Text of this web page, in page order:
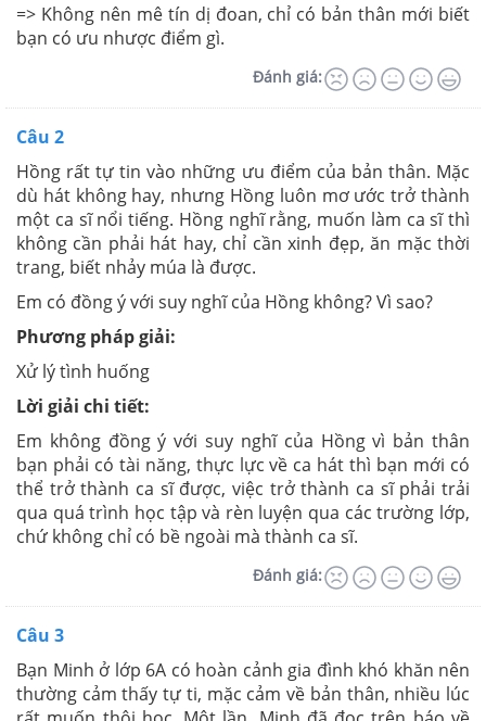
=> Không nên mê tín dị đoan, chỉ có bản thân mới biết
bạn có ưu nhược điểm gì.
Đánh giá:
Câu 2
Hồng rất tự tin vào những ưu điểm của bản thân. Mặc
dù hát không hay, nhưng Hồng luôn mơ ước trở thành
một ca sĩ nổi tiếng. Hồng nghĩ rằng, muốn làm ca sĩ thì
không cần phải hát hay, chỉ cần xinh đẹp, ăn mặc thời
trang, biết nhảy múa là được.
Em có đồng ý với suy nghĩ của Hồng không? Vì sao?
Phương pháp giải:
Xử lý tình huống
Lời giải chi tiết:
Em không đồng ý với suy nghĩ của Hồng vì bản thân
bạn phải có tài năng, thực lực về ca hát thì bạn mới có
thể trở thành ca sĩ được, việc trở thành ca sĩ phải trải
qua quá trình học tập và rèn luyện qua các trường lớp,
chứ không chỉ có bề ngoài mà thành ca sĩ.
Đánh giá:
Câu 3
Bạn Minh ở lớp 6A có hoàn cảnh gia đình khó khăn nên
thường cảm thấy tự ti, mặc cảm về bản thân, nhiều lúc